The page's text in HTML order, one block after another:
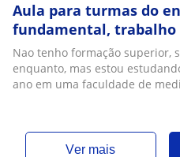
Aula para turmas do
fundamental, trabalho
variadas
Nao tenho formação superior,
enquanto, mas estou
ano em uma faculdade de
ver mais